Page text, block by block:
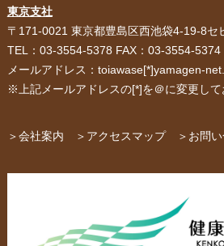
サービス紹介
紙袋・手提げ袋
パッケージ
ペーパーレザーバッグ 米袋
東京支社
〒171-0021 東京都豊島区西池袋4-19-8セ
TEL：03-3554-5378 FAX：03-3554-5374
メールアドレス：toiawase[*]yamagen-
※上記メールアドレスの[*]を＠に変更して
＞会社案内 ＞アクセスマップ ＞お問